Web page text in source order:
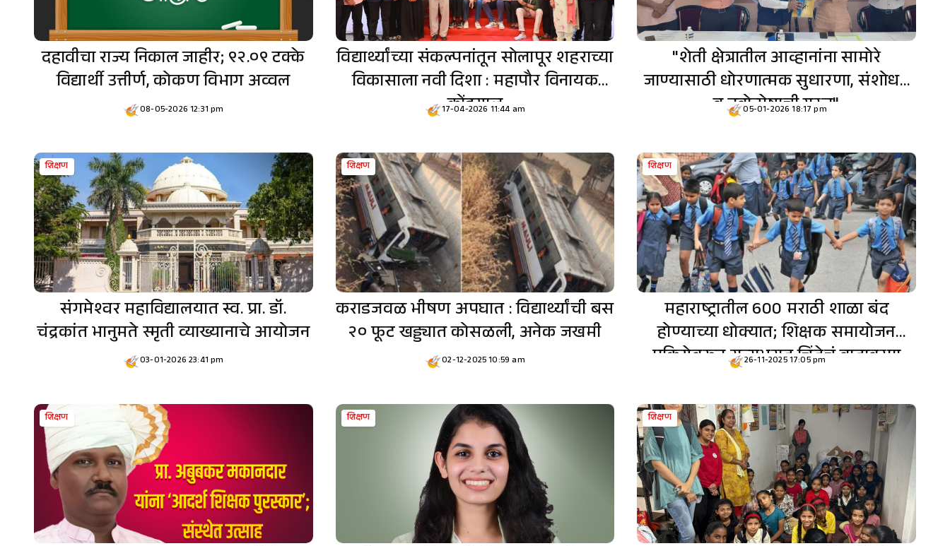
दहावीचा राज्य निकाल जाहीर; ९२.०९ टक्के
विद्यार्थी उत्तीर्ण, कोकण विभाग अव्वल
08-05-2026 12:31 pm
विद्यार्थ्यांच्या संकल्पनांतून सोलापूर शहराच्या
विकासाला नवी दिशा : महापौर विनायक
कोंडयाल
17-04-2026 11:44 am
"शेती क्षेत्रातील आव्हानांना सामोरे
जाण्यासाठी धोरणात्मक सुधारणा, संशोधन
व नवोन्मेषाची गरज"
05-01-2026 18:17 pm
शिक्षण
संगमेश्वर महाविद्यालयात स्व. प्रा. डॉ.
चंद्रकांत भानुमते स्मृती व्याख्यानाचे आयोजन
03-01-2026 23:41 pm
शिक्षण
कराडजवळ भीषण अपघात : विद्यार्थ्यांची बस
२० फूट खड्ड्यात कोसळली, अनेक जखमी
02-12-2025 10:59 am
शिक्षण
महाराष्ट्रातील 600 मराठी शाळा बंद
होण्याच्या धोक्यात; शिक्षक समायोजन
प्रक्रियेवरून राज्यभरात चिंतेचं वातावरण
26-11-2025 17:05 pm
शिक्षण शिक्षण शिक्षण